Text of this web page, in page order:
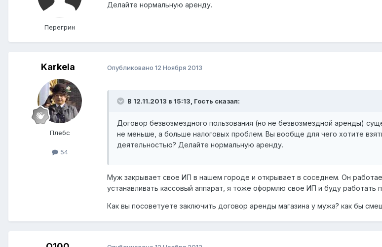
Перегрин
Делайте нормальную аренду.
Karkela
Плебс
54
Опубликовано 12 Ноября 2013
В 12.11.2013 в 15:13, Гость сказал:
Договор безвозмездного пользования (но не безвозмездной аренды)
не меньше, а больше налоговых проблем. Вы вообще для чего хотите
деятельностью? Делайте нормальную аренду.
Муж закрывает свое ИП в нашем городе и открывает в соседнем. Он
устанавливать кассовый аппарат, я тоже оформлю свое ИП и буду работать
Как вы посоветуете заключить договор аренды магазина у мужа? как бы